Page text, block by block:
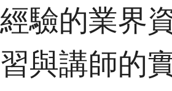
驗的業界
與講師的